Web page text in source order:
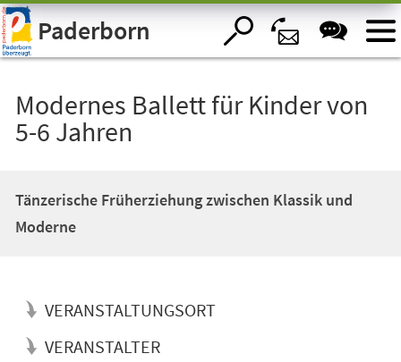
Visuelle
Assistenzsoftware
öffnen.Paderborn
Modernes Ballett für Kinder von
5-6 Jahren
Tänzerische Früherziehung zwischen Klassik und
Moderne
VERANSTALTUNGSORT
VERANSTALTER